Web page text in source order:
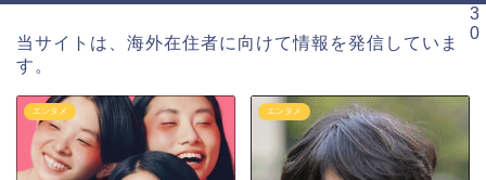
当サイトは、海外在住者に向けて情報を発信していま
す。
エンタメ エンタメ
3
0